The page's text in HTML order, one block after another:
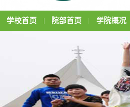
学校首页 院部首页 学院概况